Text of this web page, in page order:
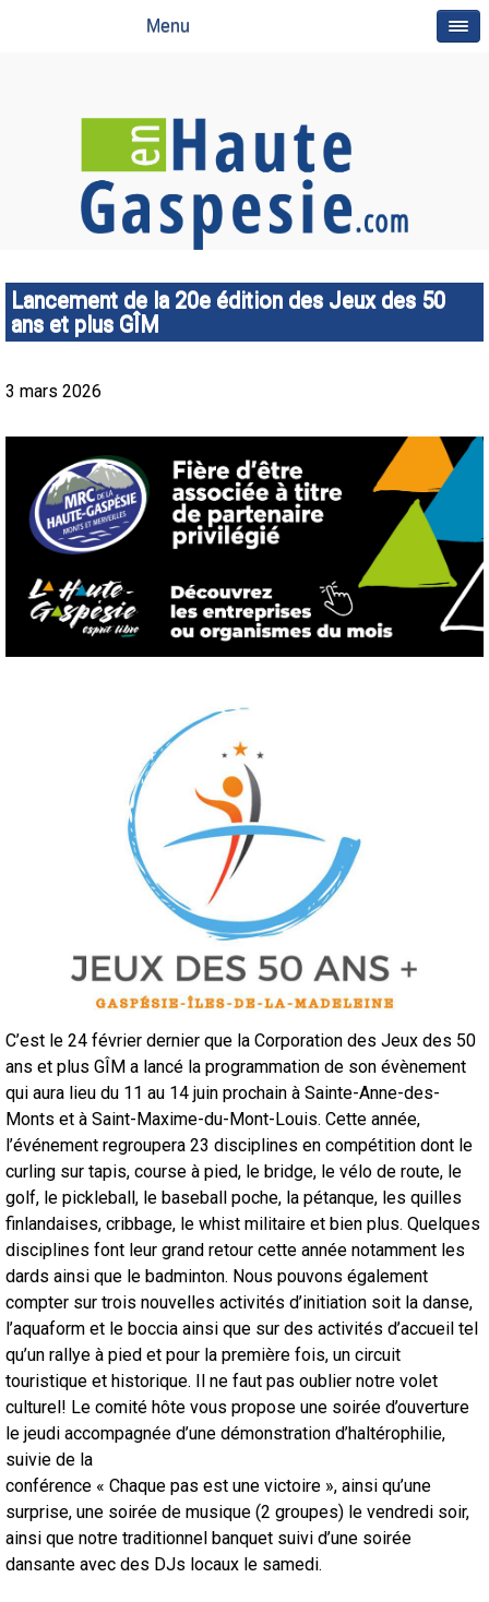
Menu
Lancement de la 20e édition des Jeux des 50
ans et plus GÎM
3 mars 2026
C’est le 24 février dernier que la Corporation des Jeux des 50
ans et plus GÎM a lancé la programmation de son évènement
qui aura lieu du 11 au 14 juin prochain à Sainte-Anne-des-
Monts et à Saint-Maxime-du-Mont-Louis. Cette année,
l’événement regroupera 23 disciplines en compétition dont le
curling sur tapis, course à pied, le bridge, le vélo de route, le
golf, le pickleball, le baseball poche, la pétanque, les quilles
finlandaises, cribbage, le whist militaire et bien plus. Quelques
disciplines font leur grand retour cette année notamment les
dards ainsi que le badminton. Nous pouvons également
compter sur trois nouvelles activités d’initiation soit la danse,
l’aquaform et le boccia ainsi que sur des activités d’accueil tel
qu’un rallye à pied et pour la première fois, un circuit
touristique et historique. Il ne faut pas oublier notre volet
culturel! Le comité hôte vous propose une soirée d’ouverture
le jeudi accompagnée d’une démonstration d’haltérophilie,
suivie de la
conférence « Chaque pas est une victoire », ainsi qu’une
surprise, une soirée de musique (2 groupes) le vendredi soir,
ainsi que notre traditionnel banquet suivi d’une soirée
dansante avec des DJs locaux le samedi.